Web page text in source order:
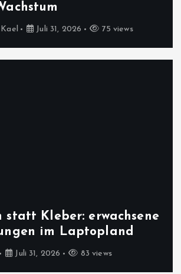
Juli 31, 2026 75 views
statt Kleber: erwachsene
im Laptopland
Juli 31, 2026 83 views